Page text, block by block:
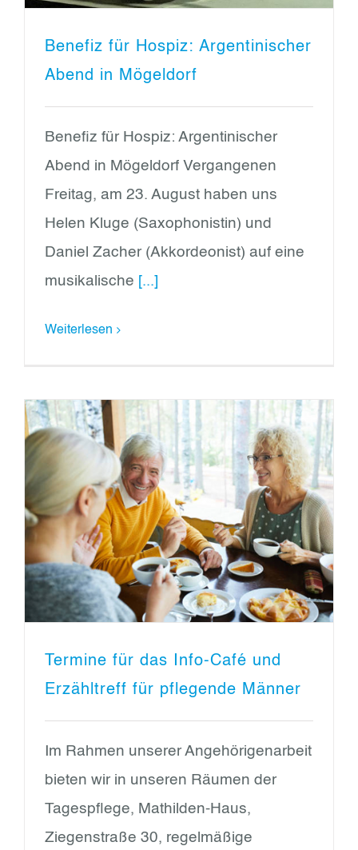
Benefiz für Hospiz: Argentinischer
Abend in Mögeldorf
Benefiz für Hospiz: Argentinischer
Abend in Mögeldorf Vergangenen
Freitag, am 23. August haben uns
Helen Kluge (Saxophonistin) und
Daniel Zacher (Akkordeonist) auf eine
musikalische [...]
Weiterlesen
Termine für das Info-Café und
Erzähltreff für pflegende Männer
Im Rahmen unserer Angehörigenarbeit
bieten wir in unseren Räumen der
Tagespflege, Mathilden-Haus,
Ziegenstraße 30, regelmäßige